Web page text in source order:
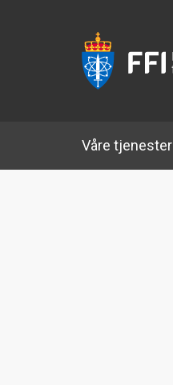
Våre tjenester